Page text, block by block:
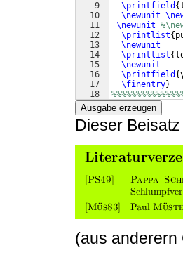
9
10
11
12
13
14
15
16
17
18
\printfield {
\newunit
\newunit
\printlist{
\newunit
\printlist{
\newunit
\printfield {
\finentry}
Ausgabe erzeugen
Dieser
(aus anderern